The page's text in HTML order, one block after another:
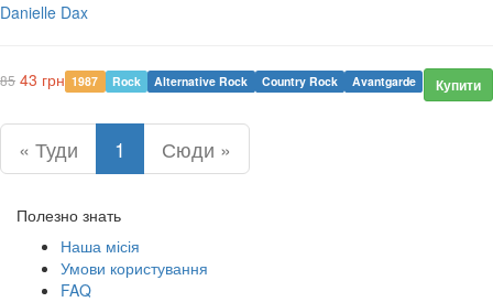
Danielle Dax
85 43 грн Купити
1987 Rock Alternative Rock Country Rock Avantgarde
« Туди 1 Сюди »
Полезно знать
Наша місія
Умови користування
FAQ